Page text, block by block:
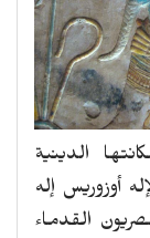
الدينية
أوزوريس إله
القدماء